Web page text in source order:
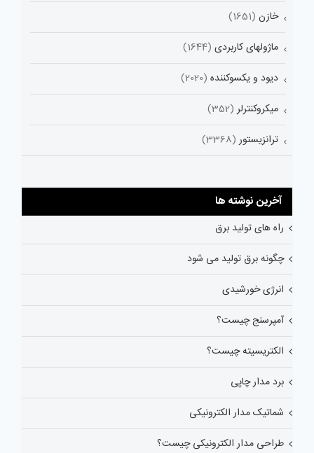
خازن (1651)
ماژولهای کاربردی (1644)
دیود و یکسوکننده (2020)
میکروکنترلر (352)
ترانزیستور (3368)
آخرین نوشته ها
راه های تولید برق
چگونه برق تولید می شود
انرژی خورشیدی
آمپرسنج چیست؟
الکتریسیته چیست؟
برد مدار چاپی
شماتیک مدار الکترونیکی
طراحی مدار الکترونیکی چیست؟